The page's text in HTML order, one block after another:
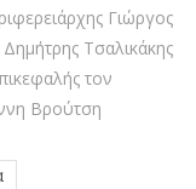
Γιώργος
Τσαλικάκης
τον
Βρούτση